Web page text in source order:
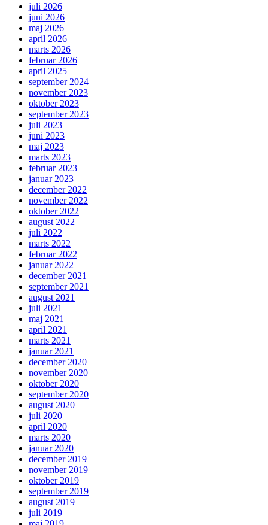
juli 2026
juni 2026
maj 2026
april 2026
marts 2026
februar 2026
april 2025
september 2024
november 2023
oktober 2023
september 2023
juli 2023
juni 2023
maj 2023
marts 2023
februar 2023
januar 2023
december 2022
november 2022
oktober 2022
august 2022
juli 2022
marts 2022
februar 2022
januar 2022
december 2021
september 2021
august 2021
juli 2021
maj 2021
april 2021
marts 2021
januar 2021
december 2020
november 2020
oktober 2020
september 2020
august 2020
juli 2020
april 2020
marts 2020
januar 2020
december 2019
november 2019
oktober 2019
september 2019
august 2019
juli 2019